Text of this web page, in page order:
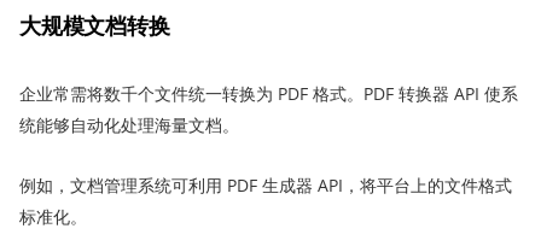
大规模文档转换
企业常需将数千个文件统一转换为 PDF 格式。PDF 转换器 API 使系
统能够自动化处理海量文档。
例如，文档管理系统可利用 PDF 生成器 API，将平台上的文件格式
标准化。